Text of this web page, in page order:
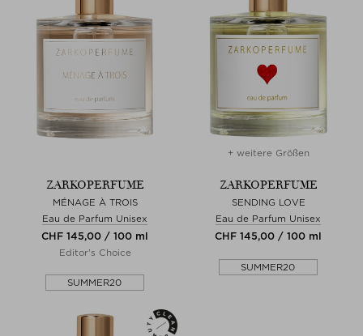
ZARKOPERFUME
MÉNAGE À TROIS
Eau de Parfum Unisex
CHF 145,00 / 100 ml
Editor's Choice
SUMMER20
+ weitere Größen
ZARKOPERFUME
SENDING LOVE
Eau de Parfum Unisex
CHF 145,00 / 100 ml
SUMMER20